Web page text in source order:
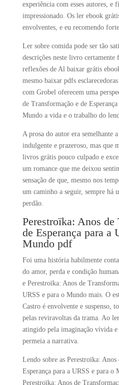
experiência com esses autores, e
impressionado. Os ler ebook
envolventes, e eu recomendo
Ler sobre comida pode ser tão
descrições neste livro certamente
reflexões de Al baixar grátis
mesmo baixar pdfs
com Grobel oferecem uma
de Transformação e de
Mundo a vida e o trabalho do
A prosa do autor era semelhante
indulgente e prazeroso, mas que
livros grátis pouco culpado e
um romance que me deixou
sensação de que, mesmo nos
um caminho a seguir, sempre há
perdão.
Perestroïka: Anos de
de Esperança para a
Mundo pdf
Foi uma história habilmente
do amor, perda e condição
e Perestroïka: Anos de
URSS e para o Mundo mais. O
Castro é envolvente e suspenso,
pelas reviravoltas da trama. Ao
atingido pela imaginação vívida e
permeia a narrativa.
Lendo sobre as Perestroïka:
Esperança para a URSS e para o
Perestroïka: Anos de